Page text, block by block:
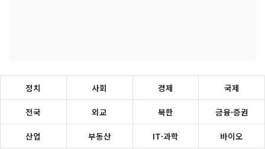
정치 사회 경제 국제
전국 외교 북한 금융·증권
산업 부동산 IT·과학 바이오